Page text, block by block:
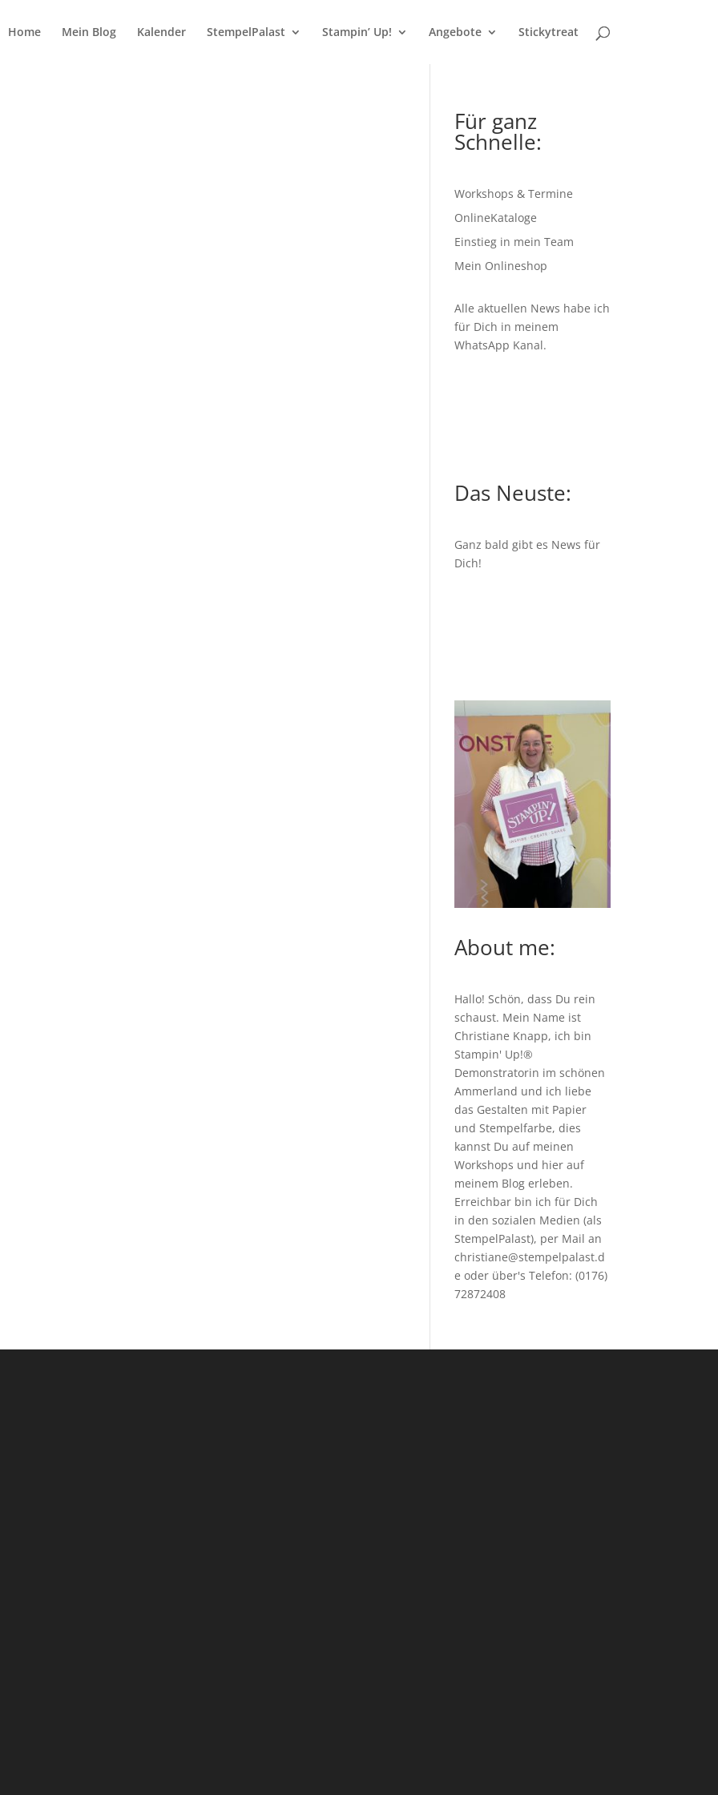
Home Mein Blog Kalender StempelPalast Stampin’ Up! Angebote Stickytreat
Für ganz
Schnelle:
Workshops & Termine
OnlineKataloge
Einstieg in mein Team
Mein Onlineshop
Alle aktuellen News habe ich
für Dich in meinem
WhatsApp Kanal.
Das Neuste:
Ganz bald gibt es News für
Dich!
About me:
Hallo! Schön, dass Du rein
schaust. Mein Name ist
Christiane Knapp, ich bin
Stampin' Up!®
Demonstratorin im schönen
Ammerland und ich liebe
das Gestalten mit Papier
und Stempelfarbe, dies
kannst Du auf meinen
Workshops und hier auf
meinem Blog erleben.
Erreichbar bin ich für Dich
in den sozialen Medien (als
StempelPalast), per Mail an
christiane@stempelpalast.d
e oder über's Telefon: (0176)
72872408